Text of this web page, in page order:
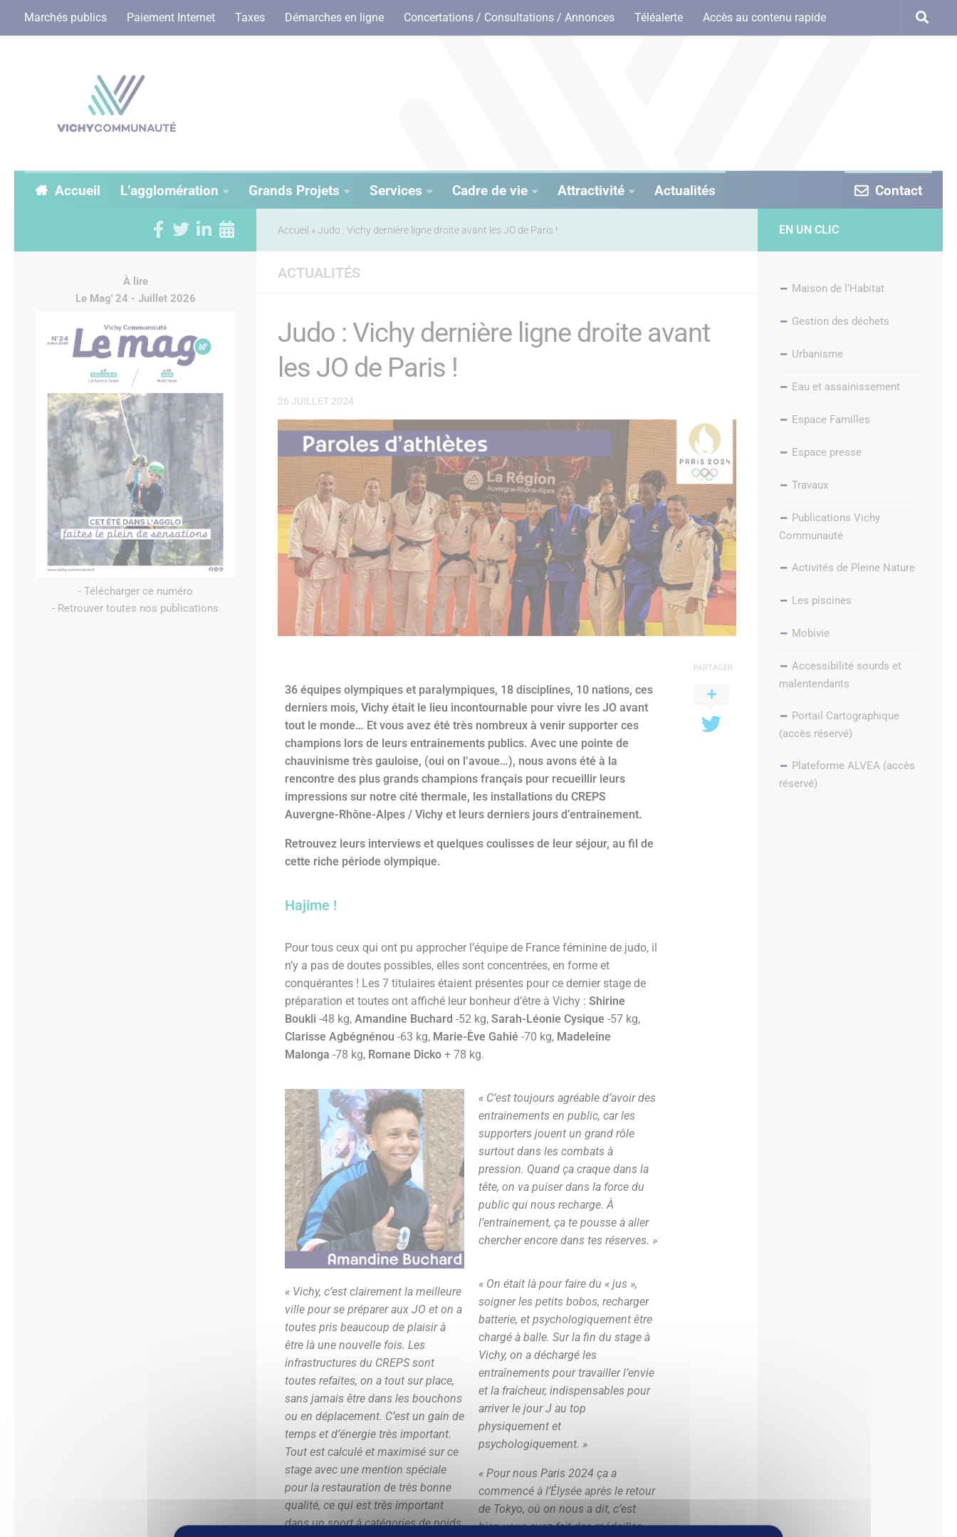
Marchés publics Paiement Internet Taxes Démarches en ligne Concertations / Consultations / Annonces Téléalerte Accès au contenu rapide
Accueil L’agglomération Grands Projets Services Cadre de vie Attractivité Actualités Contact
Accueil »Judo : Vichy dernière ligne droite avant les JO de Paris !
ACTUALITÉS
Judo : Vichy dernière ligne droite avant
les JO de Paris !
26 JUILLET 2024
36 équipes olympiques et paralympiques, 18 disciplines, 10 nations, ces
derniers mois, Vichy était le lieu incontournable pour vivre les JO avant
tout le monde… Et vous avez été très nombreux à venir supporter ces
champions lors de leurs entrainements publics. Avec une pointe de
chauvinisme très gauloise, (oui on l’avoue…), nous avons été à la
rencontre des plus grands champions français pour recueillir leurs
impressions sur notre cité thermale, les installations du CREPS
Auvergne-Rhône-Alpes / Vichy et leurs derniers jours d’entrainement.
Retrouvez leurs interviews et quelques coulisses de leur séjour, au fil de
cette riche période olympique.
Hajime !
Pour tous ceux qui ont pu approcher l’équipe de France féminine de judo, il
n’y a pas de doutes possibles, elles sont concentrées, en forme et
conquérantes ! Les 7 titulaires étaient présentes pour ce dernier stage de
préparation et toutes ont affiché leur bonheur d’être à Vichy : Shirine
Boukli -48 kg, Amandine Buchard -52 kg, Sarah-Léonie Cysique -57 kg,
Clarisse Agbégnénou -63 kg, Marie-Ève Gahié -70 kg, Madeleine
Malonga -78 kg, Romane Dicko + 78 kg.
« Vichy, c’est clairement la meilleure
ville pour se préparer aux JO et on a
toutes pris beaucoup de plaisir à
être là une nouvelle fois. Les
infrastructures du CREPS sont
toutes refaites, on a tout sur place,
sans jamais être dans les bouchons
ou en déplacement. C’est un gain de
temps et d’énergie très important.
Tout est calculé et maximisé sur ce
stage avec une mention spéciale
pour la restauration de très bonne
qualité, ce qui est très important
dans un sport à catégories de poids
« C’est toujours agréable d’avoir des
entrainements en public, car les
supporters jouent un grand rôle
surtout dans les combats à
pression. Quand ça craque dans la
tête, on va puiser dans la force du
public qui nous recharge. À
l’entrainement, ça te pousse à aller
chercher encore dans tes réserves. »
« On était là pour faire du « jus »,
soigner les petits bobos, recharger
batterie, et psychologiquement être
chargé à balle. Sur la fin du stage à
Vichy, on a déchargé les
entraînements pour travailler l’envie
et la fraicheur, indispensables pour
arriver le jour J au top
physiquement et
psychologiquement. »
« Pour nous Paris 2024 ça a
commencé à l’Élysée après le retour
de Tokyo, où on nous a dit, c’est
bien vous avez fait des médailles,
PARTAGER
À lire
Le Mag' 24 - Juillet 2026
- Télécharger ce numéro
- Retrouver toutes nos publications
EN UN CLIC
Maison de l’Habitat
Gestion des déchets
Urbanisme
Eau et assainissement
Espace Familles
Espace presse
Travaux
Publications Vichy
Communauté
Activités de Pleine Nature
Les piscines
Mobivie
Accessibilité sourds et
malentendants
Portail Cartographique
(accès réservé)
Plateforme ALVEA (accès
réservé)